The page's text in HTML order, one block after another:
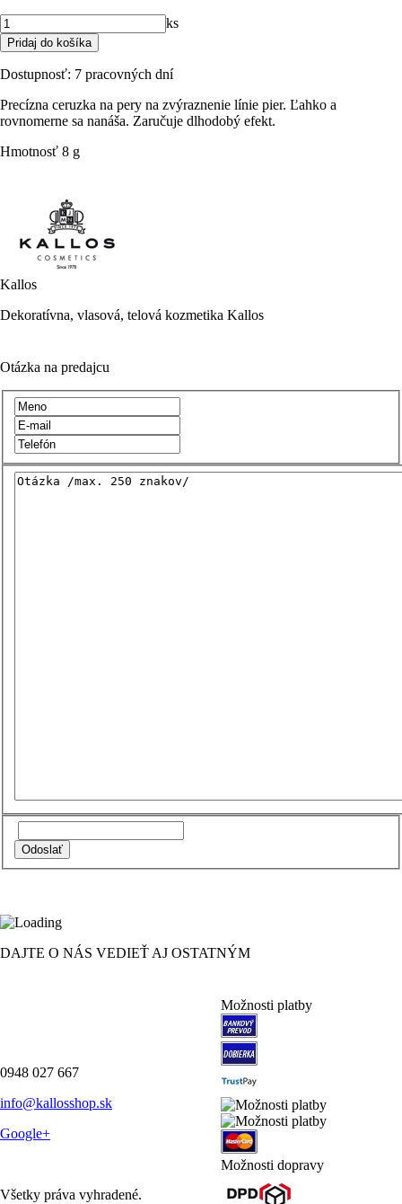
ks
Dostupnosť: 7 pracovných dní
Precízna ceruzka na pery na zvýraznenie línie pier. Ľahko a
rovnomerne sa nanáša. Zaručuje dlhodobý efekt.
Hmotnosť 8 g
Kallos
Dekoratívna, vlasová, telová kozmetika Kallos
Otázka na predajcu
DAJTE O NÁS VEDIEŤ AJ OSTATNÝM
0948 027 667
info@kallosshop.sk
Google+
Všetky práva vyhradené.
Možnosti platby
Možnosti dopravy